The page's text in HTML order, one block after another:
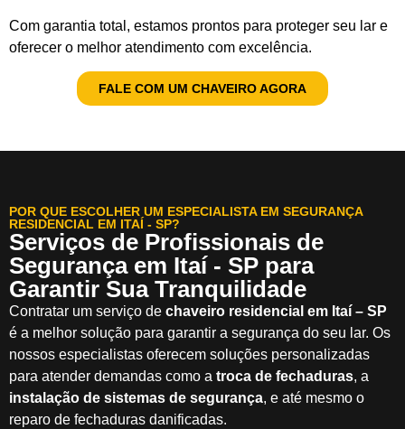
Com garantia total, estamos prontos para proteger seu lar e
oferecer o melhor atendimento com excelência.
FALE COM UM CHAVEIRO AGORA
POR QUE ESCOLHER UM ESPECIALISTA EM SEGURANÇA
RESIDENCIAL EM ITAÍ - SP?
Serviços de Profissionais de
Segurança em Itaí - SP para
Garantir Sua Tranquilidade
Contratar um serviço de chaveiro residencial em Itaí – SP
é a melhor solução para garantir a segurança do seu lar. Os
nossos especialistas oferecem soluções personalizadas
para atender demandas como a troca de fechaduras, a
instalação de sistemas de segurança, e até mesmo o
reparo de fechaduras danificadas.